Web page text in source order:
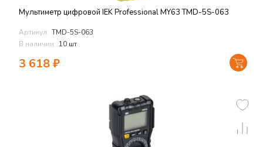
Мультиметр цифровой IEK Professional MY63 TMD-5S-063
Артикул: TMD-5S-063
В наличии: 10 шт
3 618₽